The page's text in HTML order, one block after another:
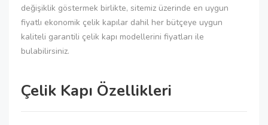
değişiklik göstermek birlikte, sitemiz üzerinde en uygun
fiyatlı ekonomik çelik kapılar dahil her bütçeye uygun
kaliteli garantili çelik kapı modellerini fiyatları ile
bulabilirsiniz.
Çelik Kapı Özellikleri